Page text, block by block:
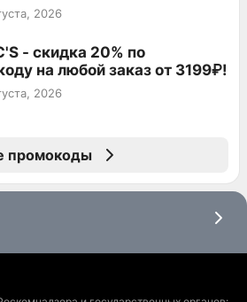
2026
- скидка 20% по
на любой заказ от 3199₽!
2026
промокоды